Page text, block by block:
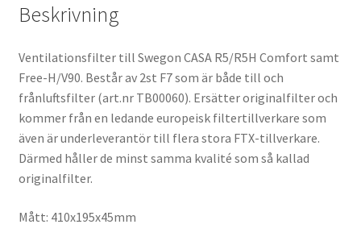
Beskrivning
Ventilationsfilter till Swegon CASA R5/R5H Comfort samt
Free-H/V90. Består av 2st F7 som är både till och
frånluftsfilter (art.nr TB00060). Ersätter originalfilter och
kommer från en ledande europeisk filtertillverkare som
även är underleverantör till flera stora FTX-tillverkare.
Därmed håller de minst samma kvalité som så kallad
originalfilter.
Mått: 410x195x45mm